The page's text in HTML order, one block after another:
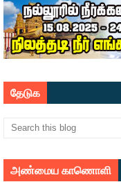
தேடுக
அண்மைய காணொளி